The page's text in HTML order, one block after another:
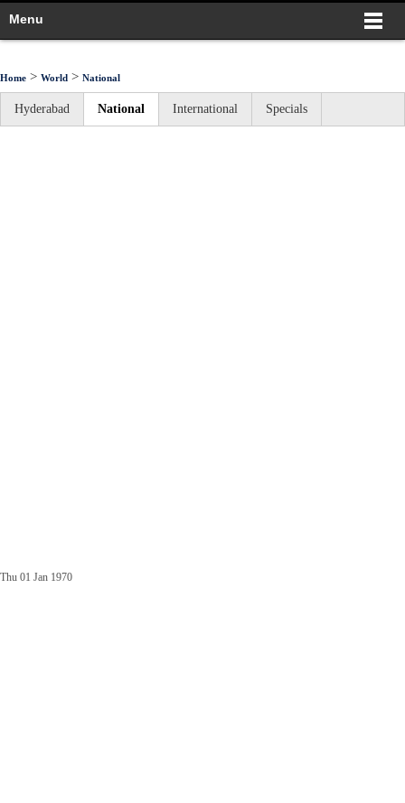
Menu
Home > World > National
Hyderabad National International Specials
Thu 01 Jan 1970